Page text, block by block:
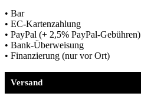
• Bar
• EC-Kartenzahlung
• PayPal (+ 2,5% PayPal-Gebühren)
• Bank-Überweisung
• Finanzierung (nur vor Ort)
Versand